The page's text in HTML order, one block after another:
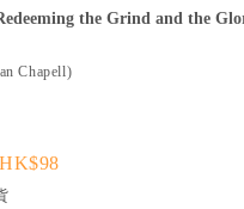
the Grind and the
Chapell)
HK$98